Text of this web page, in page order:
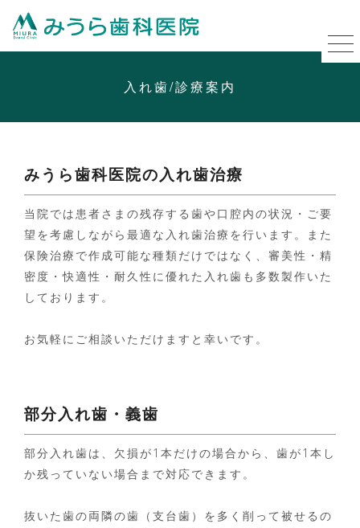
入れ歯/診療案内
みうら歯科医院の入れ歯治療
当院では患者さまの残存する歯や口腔内の状況・ご要
望を考慮しながら最適な入れ歯治療を行います。また
保険治療で作成可能な種類だけではなく、審美性・精
密度・快適性・耐久性に優れた入れ歯も多数製作いた
しております。
お気軽にご相談いただけますと幸いです。
部分入れ歯・義歯
部分入れ歯は、欠損が1本だけの場合から、歯が1本し
か残っていない場合まで対応できます。
抜いた歯の両隣の歯（支台歯）を多く削って被せるの